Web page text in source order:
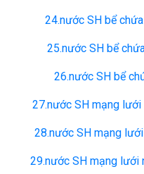
24.nước SH bể
25.nước SH bể
26.nước SH bể
27.nước SH mạng lưới
28.nước SH mạng
29.nước SH mạng lưới